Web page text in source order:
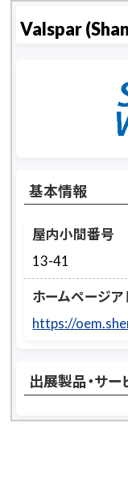
Valspar
基本情報
屋内小間番号
13-41
ホームページア
https://
出展製品・サー